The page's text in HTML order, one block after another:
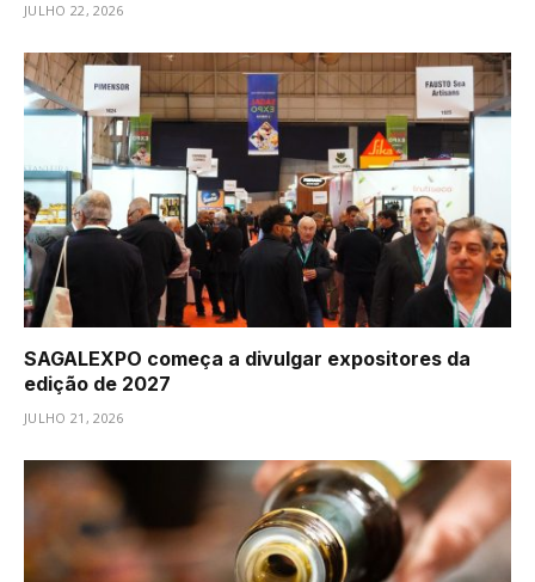
JULHO 22, 2026
SAGALEXPO começa a divulgar expositores da
edição de 2027
JULHO 21, 2026